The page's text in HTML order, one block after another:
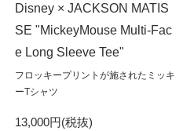
Disney × JACKSON MATIS
SE "MickeyMouse Multi-Fac
e Long Sleeve Tee"
フロッキープリントが施されたミッキ
ーTシャツ
13,000円(税抜)